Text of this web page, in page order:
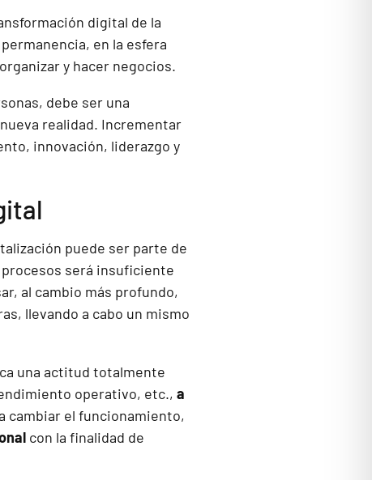
digital de la
en la esfera
y hacer negocios.
debe ser una
realidad. Incrementar
innovación, liderazgo y
puede ser parte de
será insuficiente
al cambio más profundo,
llevando a cabo un mismo
una actitud totalmente
operativo, etc., a
cambiar el funcionamiento,
con la finalidad de